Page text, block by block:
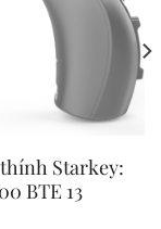
Starkey:
BTE 13